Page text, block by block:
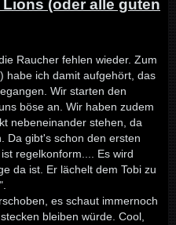
(oder alle guten
Raucher fehlen wieder. Zum
habe ich damit aufgehört, das
Wir starten den
böse an. Wir haben zudem
nebeneinander stehen, da
Da gibt's schon den ersten
regelkonform.... Es wird
da ist. Er lächelt dem Tobi zu
es schaut immernoch
bleiben würde. Cool,